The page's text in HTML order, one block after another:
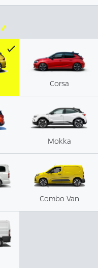

Corsa
Mokka
Combo Van